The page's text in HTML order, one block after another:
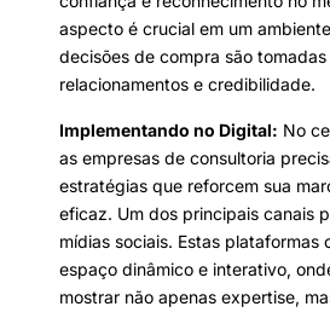
aspecto é crucial em um
decisões de compra são
relacionamentos e credibilidade.
Implementando no Digital: No
as empresas de consultoria
estratégias que reforcem sua
eficaz. Um dos principais canais
mídias sociais. Estas plataformas
espaço dinâmico e interativo,
mostrar não apenas expertise,